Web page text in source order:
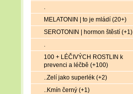
.
MELATONIN | to je mládí (20+)
SEROTONIN | hormon štěstí (+1)
.
100 + LÉČIVÝCH ROSTLIN k
prevenci a léčbě (+100)
..Zelí jako superlék (+2)
..Kmín černý (+1)